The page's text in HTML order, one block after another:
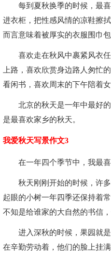
每到夏秋换季的时候，最
进衣柜，把性感风情的凉鞋擦
而言意味着被厚实的衣服围巾
喜欢走在秋风中裹紧风衣
上路，喜欢欣赏身边路人匆忙
看闲书，喜欢周末的下午陪着
北京的秋天是一年中最好
是最喜欢家乡的秋天。
我爱秋天写景作文3
在一年四个季节中，我最
秋天刚刚开始的时候，许
起眼的小树一年四季还保持着
不知是给谁家的大自然的书信
进入深秋的时候，果园就
在辛勤劳动着，他们的脸上挂